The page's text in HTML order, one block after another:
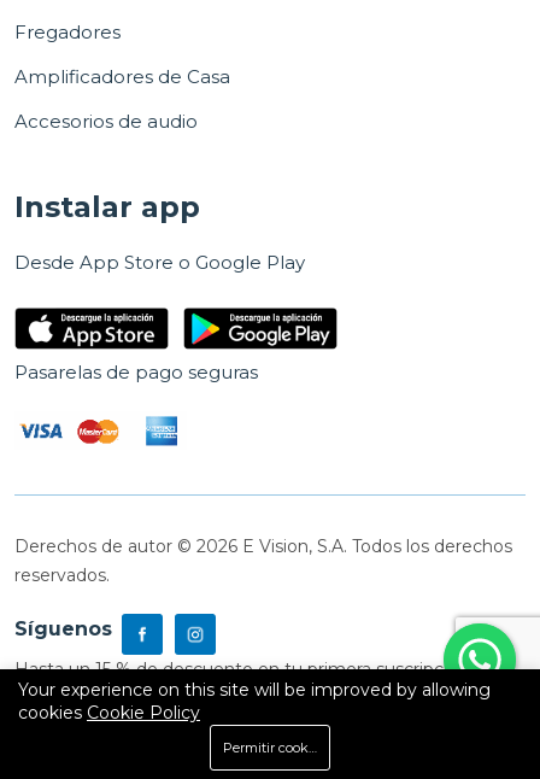
Fregadores
Amplificadores de Casa
Accesorios de audio
Instalar app
Desde App Store o Google Play
Pasarelas de pago seguras
Derechos de autor © 2026 E Vision, S.A. Todos los derechos
reservados.
Síguenos
Hasta un 15 % de descuento en tu primera suscripción
Carrito
Your experience on this site will be improved by allowing
cookies Cookie Policy
Permitir cookies